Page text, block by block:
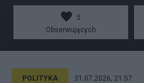
5
Obserwujących
POLITYKA 31.07.2026, 21:57